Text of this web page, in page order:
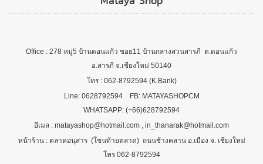
Office : 278 หมู่5 บ้านดอนแก้ว ซอย11 บ้านกลางสวนสารภี ต.ดอนแก้ว
อ.สารภี จ.เชียงใหม่ 50140
โทร : 062-8792594 (K.Bank)
Line: 0628792594 FB: MATAYASHOPCM
WHATSAPP: (+66)628792594
อีเมล : matayashop@hotmail.com , in_thanarak@hotmail.com
หน้าร้าน : ตลาดอนุสาร (โซนท้ายตลาด) ถนนช้างคลาน อ.เมือง จ. เชียงใหม่
โทร 062-8792594